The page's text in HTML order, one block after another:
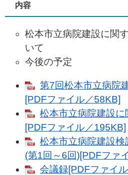
内容
松本市立病院建設に関
いて
今後の予定
第7回松本市立病院
[PDFファイル／58KB]
松本市立病院建設
[PDFファイル／195KB]
松本市立病院建設
(第1回～6回)[PDFファ
会議録[PDFファイ